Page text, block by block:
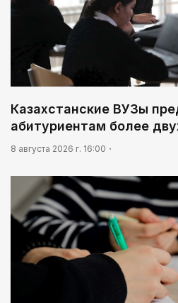
Казахстанские ВУЗы
абитуриентам более
8 августа 2026 г. 16:00